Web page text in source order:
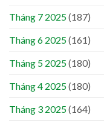
Tháng 7 2025(187)
Tháng 6 2025(161)
Tháng 5 2025(180)
Tháng 4 2025(180)
Tháng 3 2025(164)